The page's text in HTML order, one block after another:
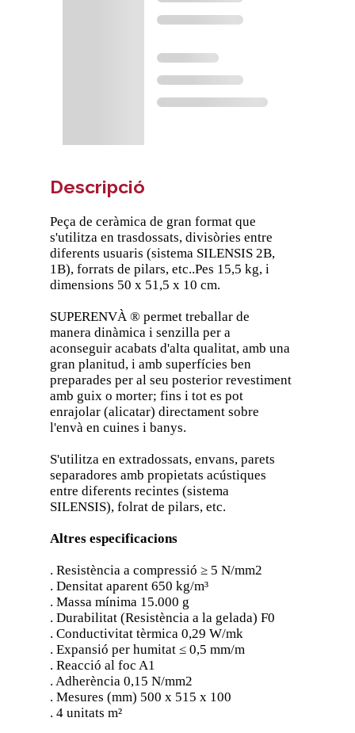
Descripció
Peça de ceràmica de gran format que
s'utilitza en trasdossats, divisòries entre
diferents usuaris (sistema SILENSIS 2B,
1B), forrats de pilars, etc..Pes 15,5 kg, i
dimensions 50 x 51,5 x 10 cm.
SUPERENVÀ ® permet treballar de
manera dinàmica i senzilla per a
aconseguir acabats d'alta qualitat, amb una
gran planitud, i amb superfícies ben
preparades per al seu posterior revestiment
amb guix o morter; fins i tot es pot
enrajolar (alicatar) directament sobre
l'envà en cuines i banys.
S'utilitza en extradossats, envans, parets
separadores amb propietats acústiques
entre diferents recintes (sistema
SILENSIS), folrat de pilars, etc.
Altres especificacions
. Resistència a compressió ≥ 5 N/mm2
. Densitat aparent 650 kg/m³
. Massa mínima 15.000 g
. Durabilitat (Resistència a la gelada) F0
. Conductivitat tèrmica 0,29 W/mk
. Expansió per humitat ≤ 0,5 mm/m
. Reacció al foc A1
. Adherència 0,15 N/mm2
. Mesures (mm) 500 x 515 x 100
. 4 unitats m²